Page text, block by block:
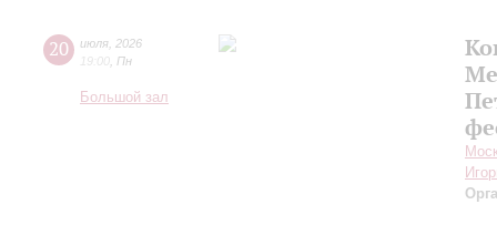
20 июля 2026
19:00 Пн
Большой зал